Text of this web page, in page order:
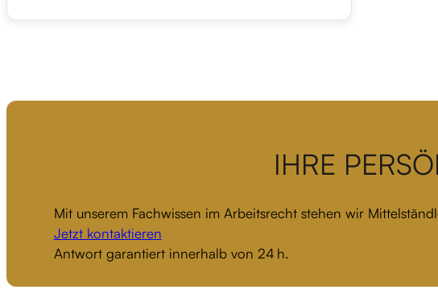
IHRE
Mit unserem Fachwissen im Arbeitsrecht stehen wir
Jetzt kontaktieren
Antwort garantiert innerhalb von 24 h.